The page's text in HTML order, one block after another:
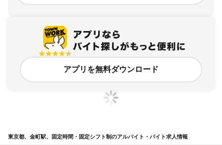
アプリを無料ダウンロード
東京都、金町駅、固定時間・固定シフト制のアルバイト・バイト求人情報